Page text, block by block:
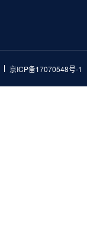
京ICP备17070548号-1